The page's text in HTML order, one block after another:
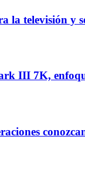
la televisión y
III 7K,